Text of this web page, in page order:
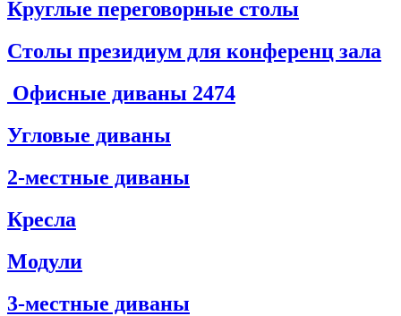
Круглые переговорные столы
Столы президиум для конференц зала
Офисные диваны 2474
Угловые диваны
2-местные диваны
Кресла
Модули
3-местные диваны